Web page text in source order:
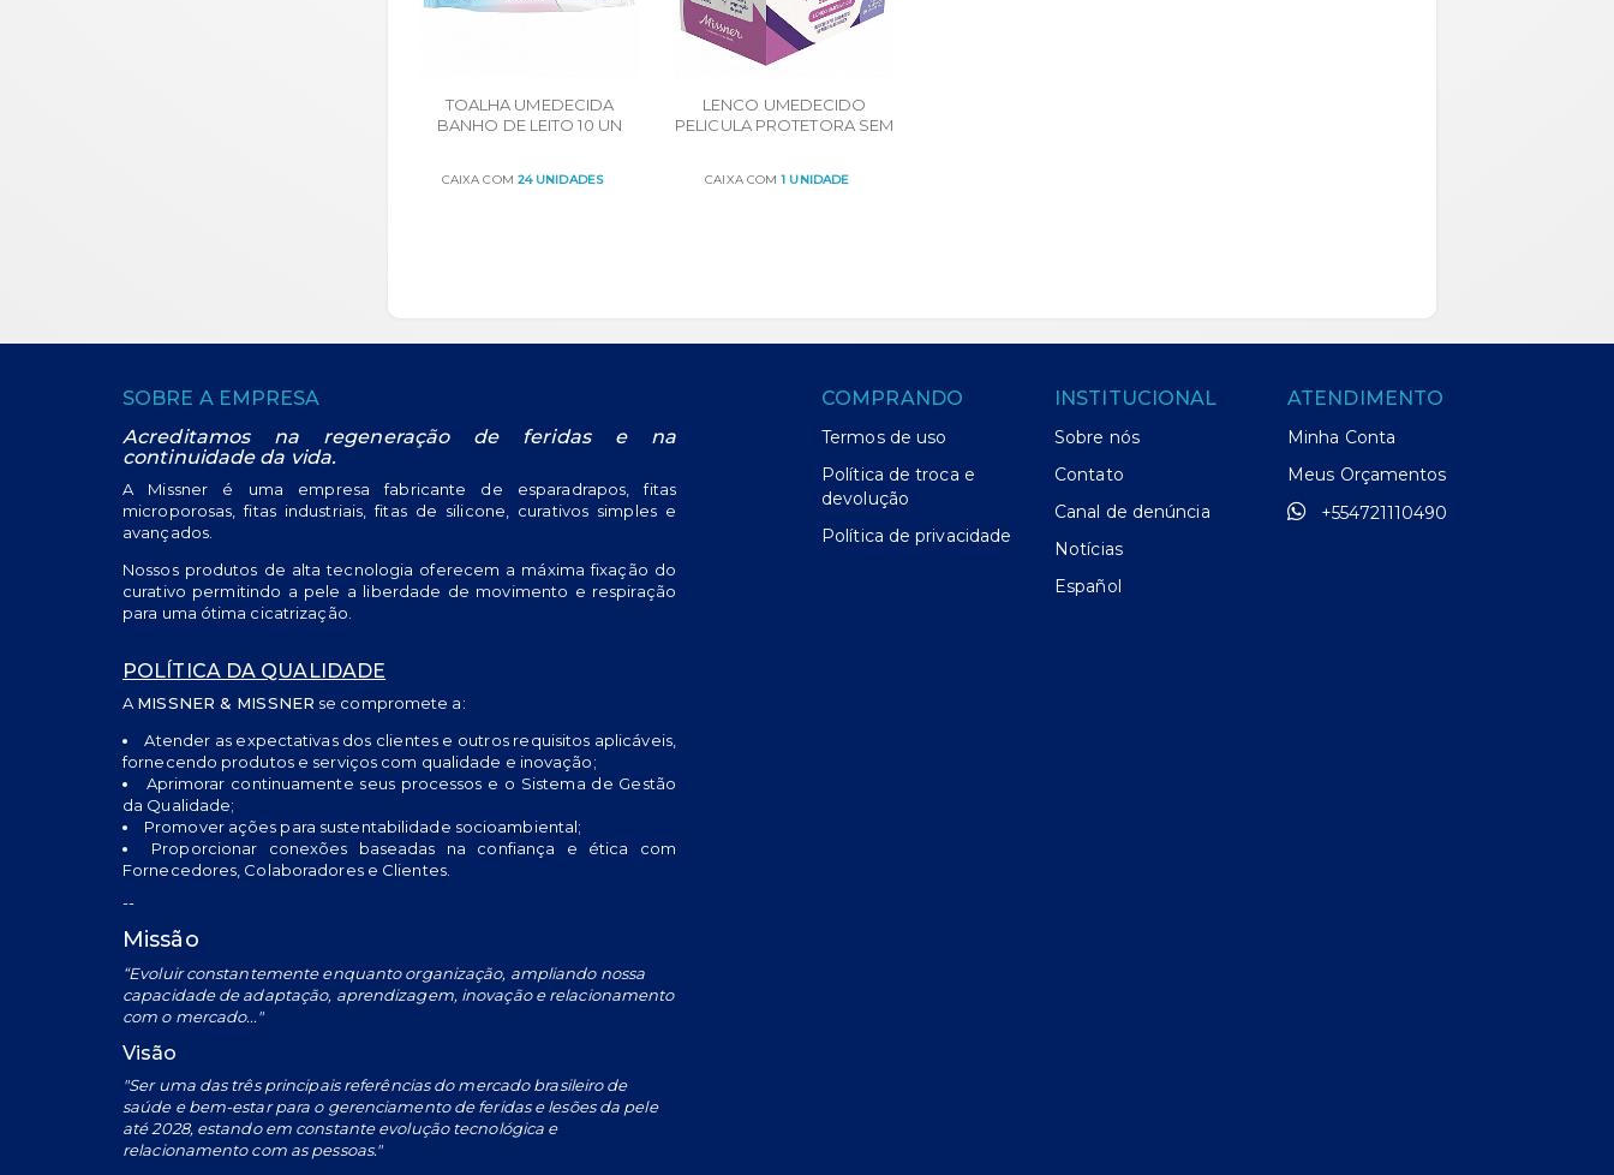
TOALHA UMEDECIDA
BANHO DE LEITO 10 UN
CAIXA COM 24 UNIDADES
LENCO UMEDECIDO
PELICULA PROTETORA SEM
CAIXA COM 1 UNIDADE
SOBRE A EMPRESA
Acreditamos na regeneração de feridas e na
continuidade da vida.
A Missner é uma empresa fabricante de esparadrapos, fitas
microporosas, fitas industriais, fitas de silicone, curativos simples e
avançados.
Nossos produtos de alta tecnologia oferecem a máxima fixação do
curativo permitindo a pele a liberdade de movimento e respiração
para uma ótima cicatrização.
POLÍTICA DA QUALIDADE
A MISSNER & MISSNER se compromete a:
Atender as expectativas dos clientes e outros requisitos aplicáveis,
fornecendo produtos e serviços com qualidade e inovação;
Aprimorar continuamente seus processos e o Sistema de Gestão
da Qualidade;
Promover ações para sustentabilidade socioambiental;
Proporcionar conexões baseadas na confiança e ética com
Fornecedores, Colaboradores e Clientes.
--
Missão
“Evoluir constantemente enquanto organização, ampliando nossa
capacidade de adaptação, aprendizagem, inovação e relacionamento
com o mercado..."
Visão
"Ser uma das três principais referências do mercado brasileiro de
saúde e bem-estar para o gerenciamento de feridas e lesões da pele
até 2028, estando em constante evolução tecnológica e
relacionamento com as pessoas."
COMPRANDO
Termos de uso
Política de troca e
devolução
Política de privacidade
INSTITUCIONAL
Sobre nós
Contato
Canal de denúncia
Notícias
Español
ATENDIMENTO
Minha Conta
Meus Orçamentos
+554721110490